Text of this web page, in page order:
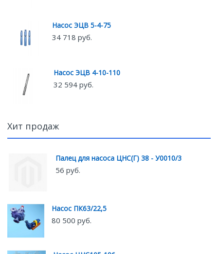
Насос ЭЦВ 5-4-75
34 718 руб.
Насос ЭЦВ 4-10-110
32 594 руб.
Хит продаж
Палец для насоса ЦНС(Г) 38 - У0010/3
56 руб.
Насос ПК63/22,5
80 500 руб.